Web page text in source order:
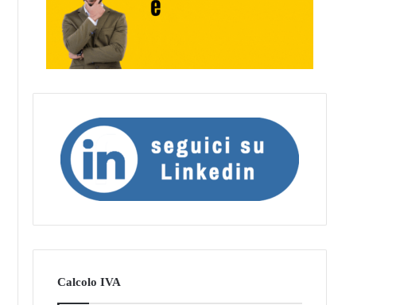
Calcolo IVA